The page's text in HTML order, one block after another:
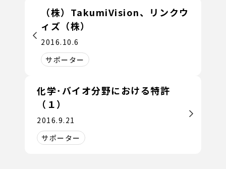
（株）TakumiVision、リンクウ
ィズ（株）
2016.10.6
サポーター
化学･バイオ分野における特許
（１）
2016.9.21
サポーター